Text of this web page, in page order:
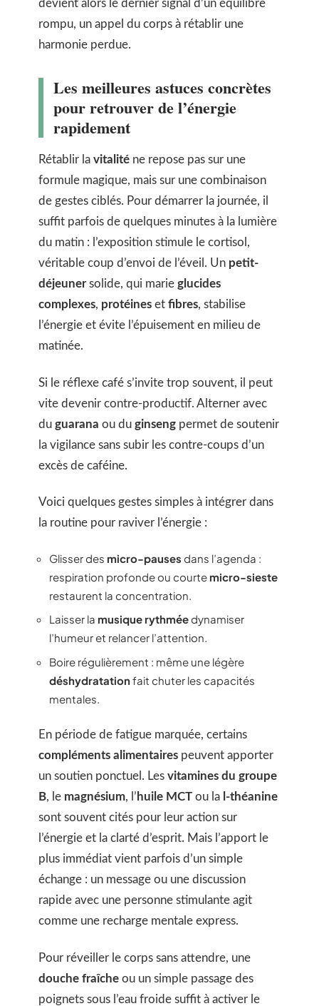
devient alors le dernier signal d’un équilibre
rompu, un appel du corps à rétablir une
harmonie perdue.
Les meilleures astuces concrètes
pour retrouver de l’énergie
rapidement
Rétablir la vitalité ne repose pas sur une
formule magique, mais sur une combinaison
de gestes ciblés. Pour démarrer la journée, il
suffit parfois de quelques minutes à la lumière
du matin : l’exposition stimule le cortisol,
véritable coup d’envoi de l’éveil. Un petit-
déjeunersolide, qui marie glucides
complexes, protéines et fibres, stabilise
l’énergie et évite l’épuisement en milieu de
matinée.
Si le réflexe café s’invite trop souvent, il peut
vite devenir contre-productif. Alterner avec
du guarana ou du ginseng permet de soutenir
la vigilance sans subir les contre-coups d’un
excès de caféine.
Voici quelques gestes simples à intégrer dans
la routine pour raviver l’énergie :
Glisser des micro-pauses dans l’agenda :
respiration profonde ou courte micro-sieste
restaurent la concentration.
Laisser la musique rythméedynamiser
l’humeur et relancer l’attention.
Boire régulièrement : même une légère
déshydratationfait chuter les capacités
mentales.
En période de fatigue marquée, certains
compléments alimentaires peuvent apporter
un soutien ponctuel. Les vitamines du groupe
B, le magnésium, l’ huile MCT ou la l-théanine
sont souvent cités pour leur action sur
l’énergie et la clarté d’esprit. Mais l’apport le
plus immédiat vient parfois d’un simple
échange : un message ou une discussion
rapide avec une personne stimulante agit
comme une recharge mentale express.
Pour réveiller le corps sans attendre, une
douche fraîche ou un simple passage des
poignets sous l’eau froide suffit à activer le